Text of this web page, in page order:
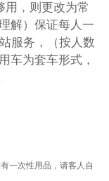
用，则更改为常
解）保证每人一
服务，（按人数
车为套车形式，
一次性用品，请客人自